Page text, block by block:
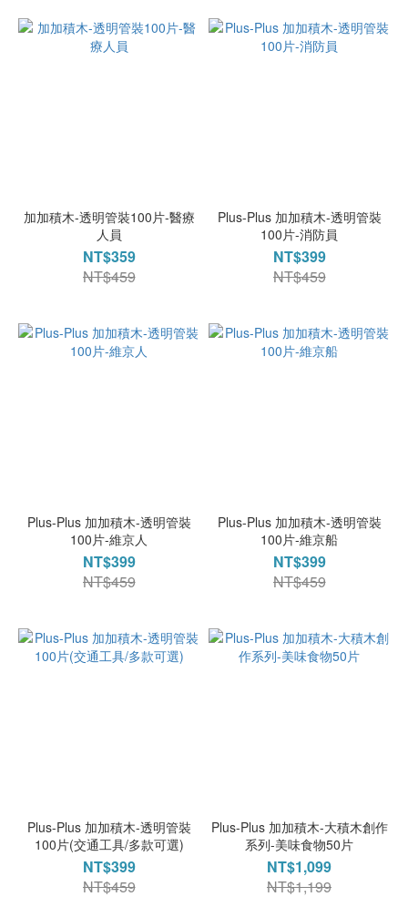
加加積木-透明管裝100片-醫療
人員
NT$359
NT$459
Plus-Plus 加加積木-透明管裝
100片-消防員
NT$399
NT$459
Plus-Plus 加加積木-透明管裝
100片-維京人
NT$399
NT$459
Plus-Plus 加加積木-透明管裝
100片-維京船
NT$399
NT$459
Plus-Plus 加加積木-透明管裝
100片(交通工具/多款可選)
NT$399
NT$459
Plus-Plus 加加積木-大積木創作
系列-美味食物50片
NT$1,099
NT$1,199